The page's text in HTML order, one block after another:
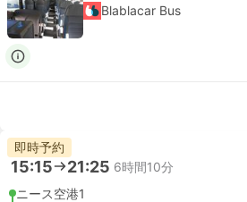
Blablacar Bus
即時予約
15:15 21:25 6時間10分
ニース空港1